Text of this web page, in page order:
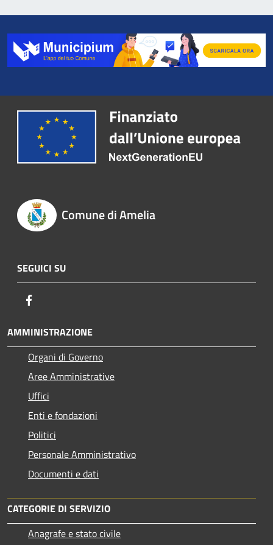
Comune di Amelia
SEGUICI SU
AMMINISTRAZIONE
Organi di Governo
Aree Amministrative
Uffici
Enti e fondazioni
Politici
Personale Amministrativo
Documenti e dati
CATEGORIE DI SERVIZIO
Anagrafe e stato civile